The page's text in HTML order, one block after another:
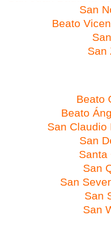
San
Beato
San
Beato
Beato
San Claudio
San
Santa
San
San
San
San